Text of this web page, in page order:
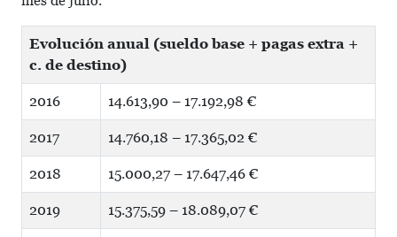
Evolución anual (sueldo base + pagas extra +
c. de destino)
2016 14.613,90 – 17.192,98 €
2017 14.760,18 – 17.365,02 €
2018 15.000,27 – 17.647,46 €
2019 15.375,59 – 18.089,07 €